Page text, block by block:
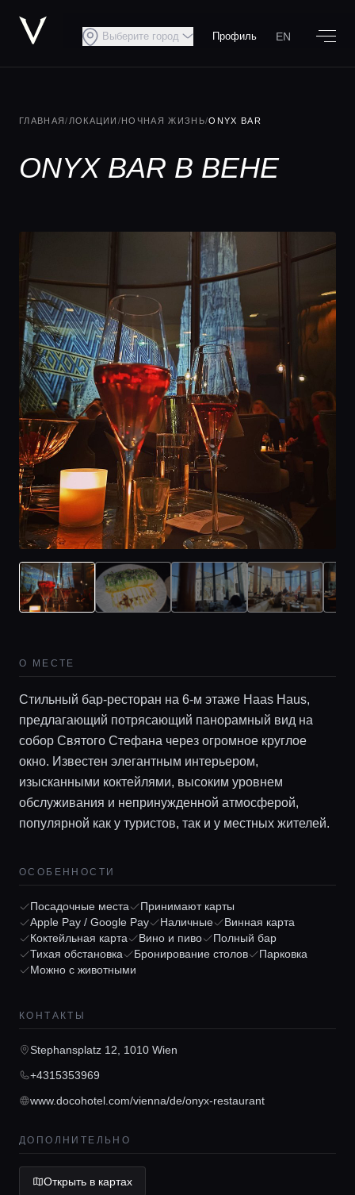
Главная
Локации
Гиды
Консьерж сервис
Выберите город Профиль EN
ГЛАВНАЯ/ ЛОКАЦИИ /НОЧНАЯ ЖИЗНЬ/ONYX BAR
ONYX BAR В ВЕНЕ
О МЕСТЕ
Стильный бар-ресторан на 6-м этаже Haas Haus,
предлагающий потрясающий панорамный вид на
собор Святого Стефана через огромное круглое
окно. Известен элегантным интерьером,
изысканными коктейлями, высоким уровнем
обслуживания и непринужденной атмосферой,
популярной как у туристов, так и у местных жителей.
ОСОБЕННОСТИ
Посадочные места
Принимают карты
Apple Pay / Google Pay
Наличные
Винная карта
Коктейльная карта
Вино и пиво
Полный бар
Тихая обстановка
Бронирование столов
Парковка
Можно с животными
КОНТАКТЫ
Stephansplatz 12, 1010 Wien
+4315353969
www.docohotel.com/vienna/de/onyx-restaurant
ДОПОЛНИТЕЛЬНО
Открыть в картах